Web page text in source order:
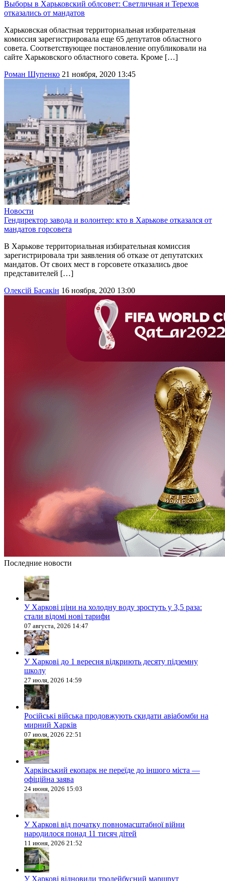
Выборы в Харьковский облсовет: Светличная и Терехов
отказались от мандатов
Харьковская областная территориальная избирательная
комиссия зарегистрировала еще 65 депутатов областного
совета. Соответствующее постановление опубликовали на
сайте Харьковского областного совета. Кроме […]
Роман Шупенко 21 ноября, 2020 13:45
Новости
Гендиректор завода и волонтер: кто в Харькове отказался от
мандатов горсовета
В Харькове территориальная избирательная комиссия
зарегистрировала три заявления об отказе от депутатских
мандатов. От своих мест в горсовете отказались двое
представителей […]
Олексій Басакін 16 ноября, 2020 13:00
Последние новости
У Харкові ціни на холодну воду зростуть у 3,5 раза:
стали відомі нові тарифи
07 августа, 2026 14:47
У Харкові до 1 вересня відкриють десяту підземну
школу
27 июля, 2026 14:59
Російські війська продовжують скидати авіабомби на
мирний Харків
07 июля, 2026 22:51
Харківський екопарк не переїде до іншого міста —
офіційна заява
24 июня, 2026 15:03
У Харкові від початку повномасштабної війни
народилося понад 11 тисяч дітей
11 июня, 2026 21:52
У Харкові відновили тролейбусний маршрут